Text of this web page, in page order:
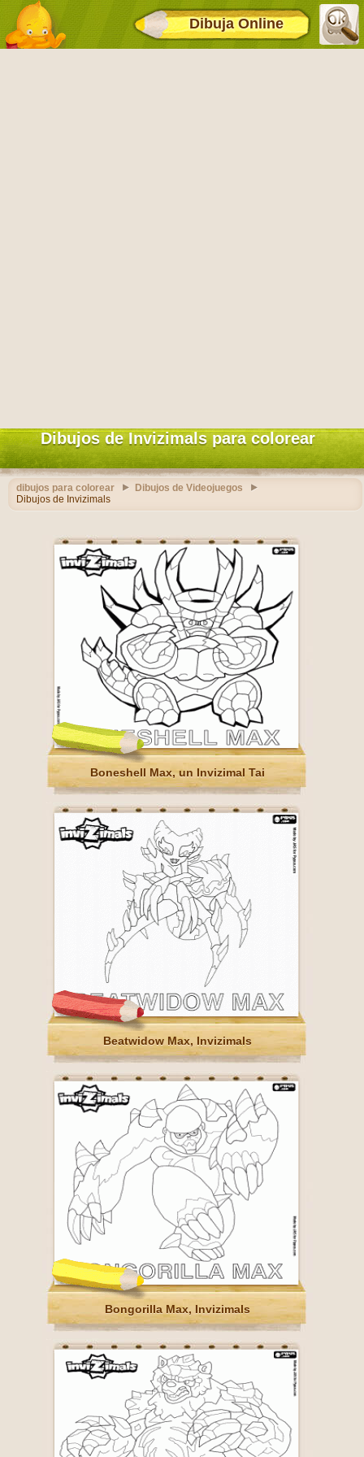
Dibuja Online
Dibujos de Invizimals para colorear
dibujos para colorear
Dibujos de Videojuegos
Dibujos de Invizimals
Boneshell Max, un Invizimal Tai
Beatwidow Max, Invizimals
Bongorilla Max, Invizimals